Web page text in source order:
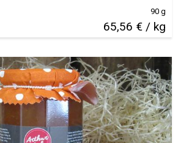
65,56 € / kg
90 g